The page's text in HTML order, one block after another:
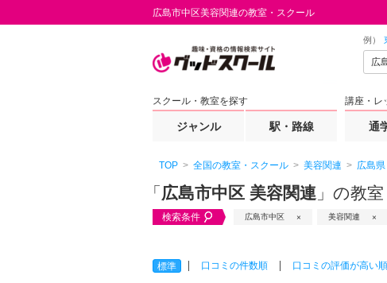
広島市中区美容関連の教室・スクール
例）
スクール・教室を探す
ジャンル 駅・路線
講座・レ
通
TOP 全国の教室・スクール 美容関連 広島県
「 広島市中区 美容関連 」の教
検索条件 広島市中区 美容関連
標準 口コミの件数順 口コミの評価が高い順